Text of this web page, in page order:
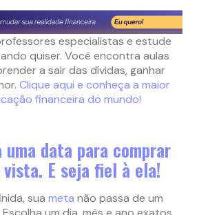
especialistas e estude
quiser. Você encontra aulas
a sair das dívidas, ganhar
Clique aqui e conheça a maior
financeira do mundo!
uma data para comprar
E seja fiel à ela!
sua meta não passa de um